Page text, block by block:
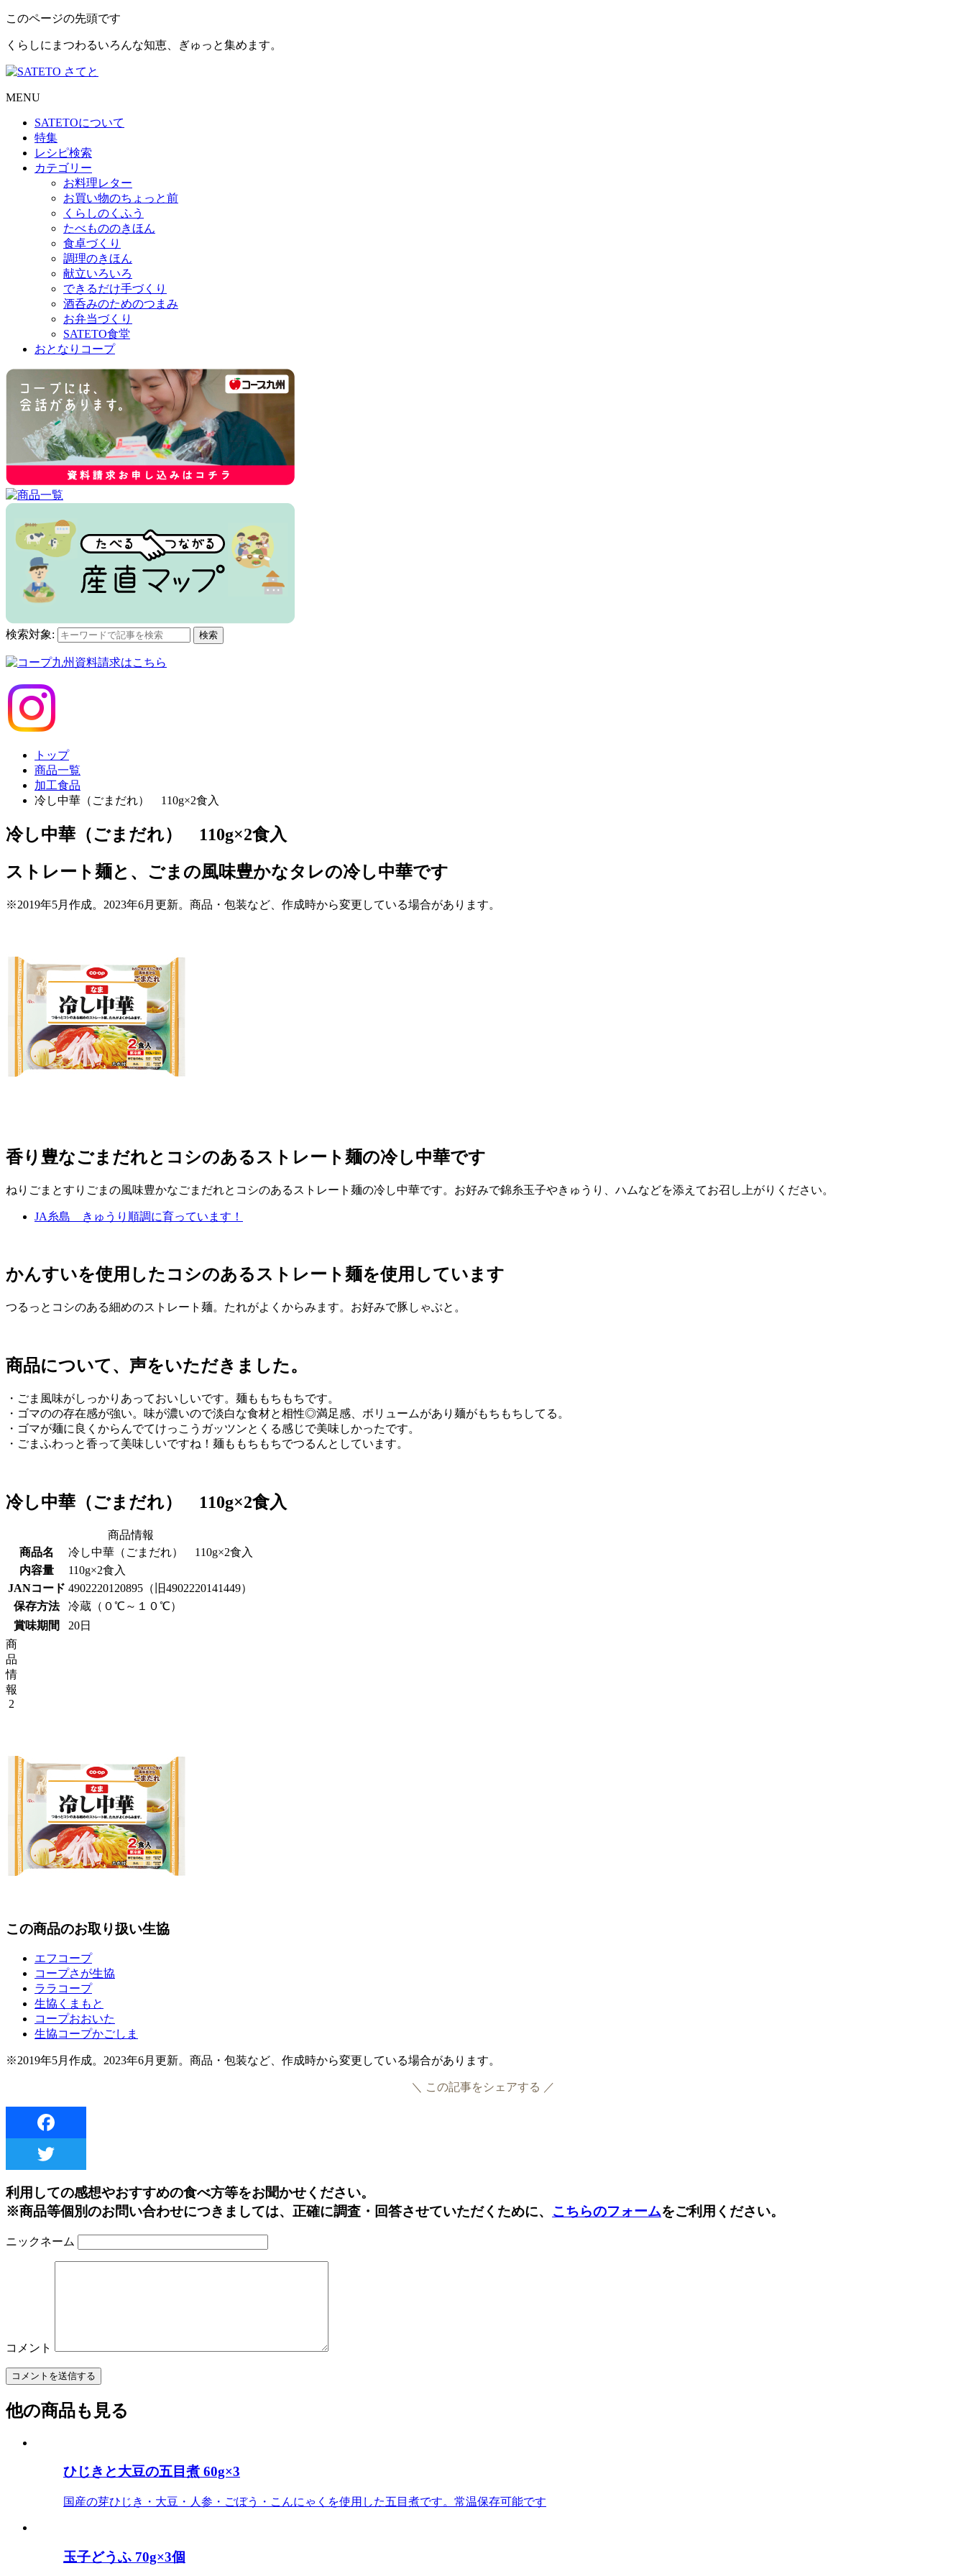
このページの先頭です
くらしにまつわるいろんな知恵、ぎゅっと集めます。
MENU
SATETOについて
特集
レシピ検索
カテゴリー
お料理レター
お買い物のちょっと前
くらしのくふう
たべもののきほん
食卓づくり
調理のきほん
献立いろいろ
できるだけ手づくり
酒呑みのためのつまみ
お弁当づくり
SATETO食堂
おとなりコープ
検索対象: 検索
トップ
商品一覧
加工食品
冷し中華（ごまだれ） 110g×2食入
冷し中華（ごまだれ） 110g×2食入
ストレート麺と、ごまの風味豊かなタレの冷し中華です
※2019年5月作成。2023年6月更新。商品・包装など、作成時から変更している場合があります。
香り豊なごまだれとコシのあるストレート麺の冷し中華です
ねりごまとすりごまの風味豊かなごまだれとコシのあるストレート麺の冷し中華です。お好みで錦糸玉子やきゅうり、ハムなどを添えてお召し上がりください。
JA糸島 きゅうり順調に育っています！
かんすいを使用したコシのあるストレート麺を使用しています
つるっとコシのある細めのストレート麺。たれがよくからみます。お好みで豚しゃぶと。
商品について、声をいただきました。
・ごま風味がしっかりあっておいしいです。麺ももちもちです。
・ゴマのの存在感が強い。味が濃いので淡白な食材と相性◎満足感、ボリュームがあり麺がもちもちしてる。
・ゴマが麺に良くからんでてけっこうガッツンとくる感じで美味しかったです。
・ごまふわっと香って美味しいですね！麺ももちもちでつるんとしています。
冷し中華（ごまだれ） 110g×2食入
商品情報
商品名
冷し中華（ごまだれ） 110g×2食入
内容量
110g×2食入
JANコード 4902220120895（旧4902220141449）
保存方法
冷蔵（０℃～１０℃）
賞味期間
20日
商
品
情
報
2
この商品のお取り扱い生協
エフコープ
コープさが生協
ララコープ
生協くまもと
コープおおいた
生協コープかごしま
※2019年5月作成。2023年6月更新。商品・包装など、作成時から変更している場合があります。
＼ この記事をシェアする ／
利用しての感想やおすすめの食べ方等をお聞かせください。
※商品等個別のお問い合わせにつきましては、正確に調査・回答させていただくために、 こちらのフォームをご利用ください。
ニックネーム
コメント
他の商品も見る
ひじきと大豆の五目煮 60g×3
国産の芽ひじき・大豆・人参・ごぼう・こんにゃくを使用した五目煮です。常温保存可能です
玉子どうふ 70g×3個